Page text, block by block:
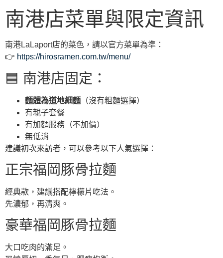
南港店菜單與限定資訊
南港LaLaport店的菜色，請以官方菜單為準：
👉 https://hirosramen.com.tw/menu/
🟦 南港店固定：
麵體為道地細麵 （沒有粗麵選擇）
有親子套餐
有加麵服務（不加價）
無低消
建議初次來訪者，可以參考以下人氣選擇：
正宗福岡豚骨拉麵
經典款，建議搭配檸檬片吃法。
先濃郁，再清爽。
豪華福岡豚骨拉麵
大口吃肉的滿足。